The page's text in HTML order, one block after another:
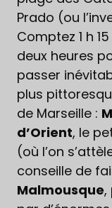
Prado (ou
Comptez 1 h
deux heures
passer
plus
de Marseille :
d’Orient, le
(où l’on
conseille de
Malmousque,